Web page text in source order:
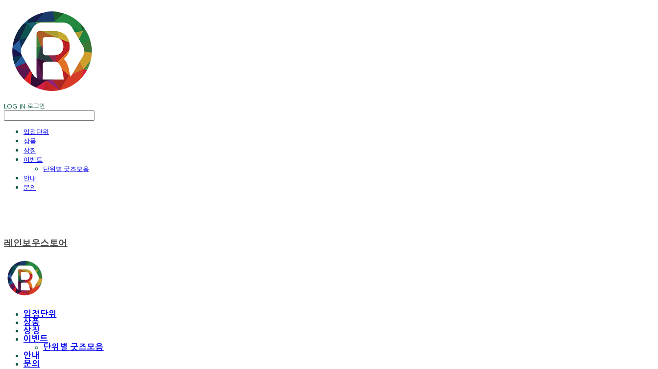
LOG IN 로그인
입점단위
상품
상징
이벤트
단위별 굿즈모음
안내
문의
레인보우스토어
입점단위
상품
상징
이벤트
단위별 굿즈모음
안내
문의